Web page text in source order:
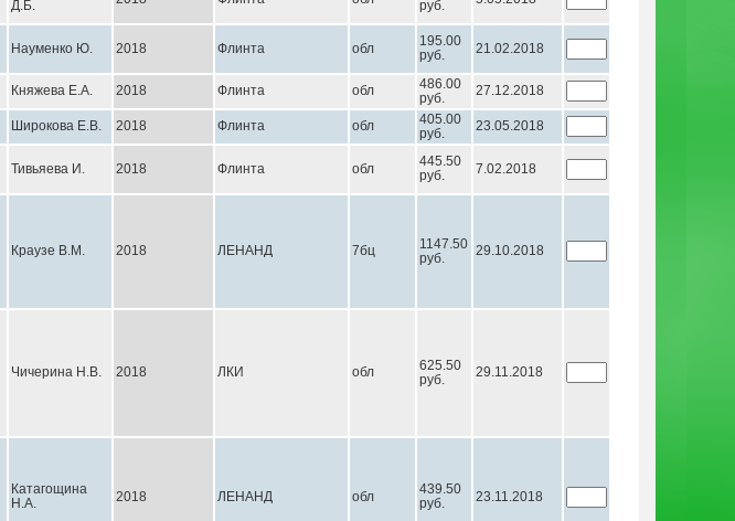
Д.Б.
руб.
Науменко Ю. 2018 Флинта обл
195.00
руб.
21.02.2018
Княжева Е.А. 2018 Флинта обл
486.00
руб.
27.12.2018
Широкова Е.В. 2018 Флинта обл
405.00
руб.
23.05.2018
Тивьяева И. 2018 Флинта обл
445.50
руб.
7.02.2018
Краузе В.М. 2018 ЛЕНАНД 7бц
1147.50
руб.
29.10.2018
Чичерина Н.В. 2018 ЛКИ обл
625.50
руб.
29.11.2018
Катагощина
Н.А.
2018 ЛЕНАНД обл
439.50
руб.
23.11.2018